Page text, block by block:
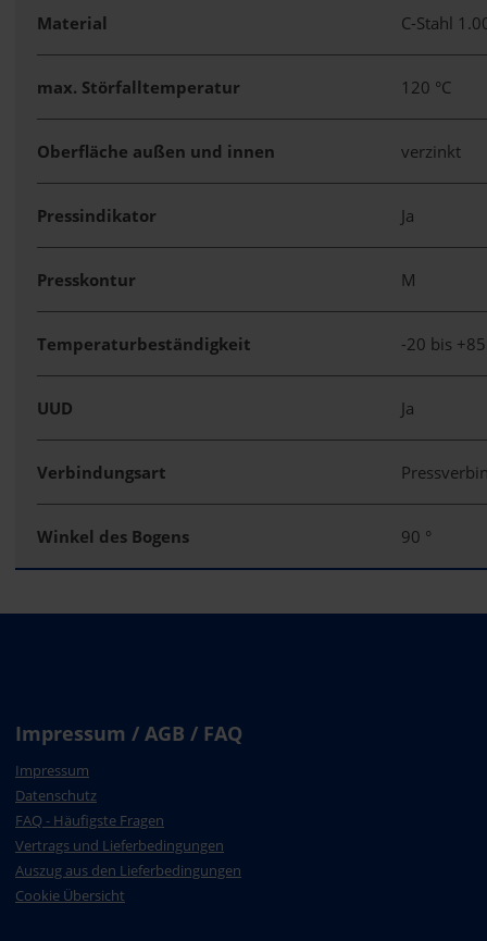
Material C-Stahl
max. Störfalltemperatur 120 °C
Oberfläche außen und innen verzinkt
Pressindikator Ja
Presskontur M
Temperaturbeständigkeit -20 bis +85
UUD Ja
Verbindungsart
Winkel des Bogens 90 °
Impressum / AGB / FAQ
Impressum
Datenschutz
FAQ - Häufigste Fragen
Vertrags und Lieferbedingungen
Auszug aus den Lieferbedingungen
Cookie Übersicht